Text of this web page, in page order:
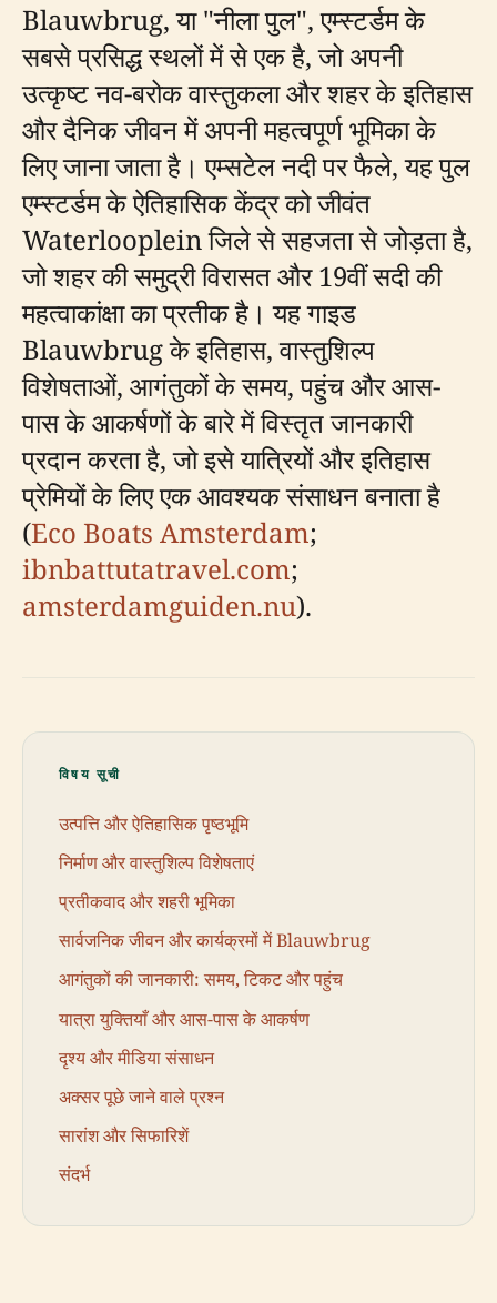
Blauwbrug, या "नीला पुल", एम्स्टर्डम के
सबसे प्रसिद्ध स्थलों में से एक है, जो अपनी
उत्कृष्ट नव-बरोक वास्तुकला और शहर के इतिहास
और दैनिक जीवन में अपनी महत्वपूर्ण भूमिका के
लिए जाना जाता है। एम्सटेल नदी पर फैले, यह पुल
एम्स्टर्डम के ऐतिहासिक केंद्र को जीवंत
Waterlooplein जिले से सहजता से जोड़ता है,
जो शहर की समुद्री विरासत और 19वीं सदी की
महत्वाकांक्षा का प्रतीक है। यह गाइड
Blauwbrug के इतिहास, वास्तुशिल्प
विशेषताओं, आगंतुकों के समय, पहुंच और आस-
पास के आकर्षणों के बारे में विस्तृत जानकारी
प्रदान करता है, जो इसे यात्रियों और इतिहास
प्रेमियों के लिए एक आवश्यक संसाधन बनाता है
(Eco Boats Amsterdam;
ibnbattutatravel.com;
amsterdamguiden.nu).
विषय सूची
उत्पत्ति और ऐतिहासिक पृष्ठभूमि
निर्माण और वास्तुशिल्प विशेषताएं
प्रतीकवाद और शहरी भूमिका
सार्वजनिक जीवन और कार्यक्रमों में Blauwbrug
आगंतुकों की जानकारी: समय, टिकट और पहुंच
यात्रा युक्तियाँ और आस-पास के आकर्षण
दृश्य और मीडिया संसाधन
अक्सर पूछे जाने वाले प्रश्न
सारांश और सिफारिशें
संदर्भ